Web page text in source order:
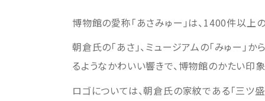
博物館の愛称「あさみゅー」は、1400件以上
朝倉氏の「あさ」、ミュージアムの「みゅー」
るようなかわいい響きで、博物館のかたい印
ロゴについては、朝倉氏の家紋である「三ツ